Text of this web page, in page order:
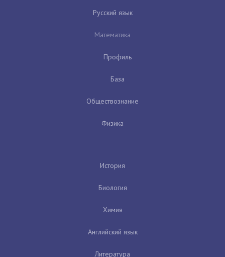
Русский язык
Математика
Профиль
База
Обществознание
Физика
История
Биология
Химия
Английский язык
Литература